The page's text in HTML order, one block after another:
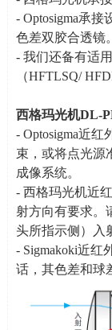
- Optosigma承
色差双胶合透镜。
- 我们还备有适
（HFTLSQ/
西格玛光机DL-
- Optosigma近
束，或将点光源
成像系统。
- 西格玛光机近
射方向有要求。
头所指示侧）入
- Sigmakoki近红
话，其色差和球